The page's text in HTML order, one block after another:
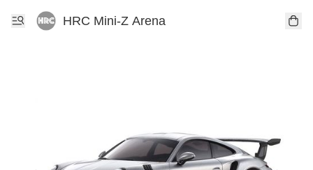
HRC Mini-Z Arena